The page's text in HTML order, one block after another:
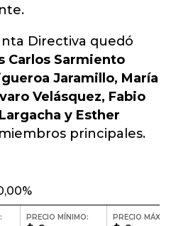
Directiva quedó
Carlos Sarmiento
Jaramillo, María
Velásquez, Fabio
y Esther
principales.